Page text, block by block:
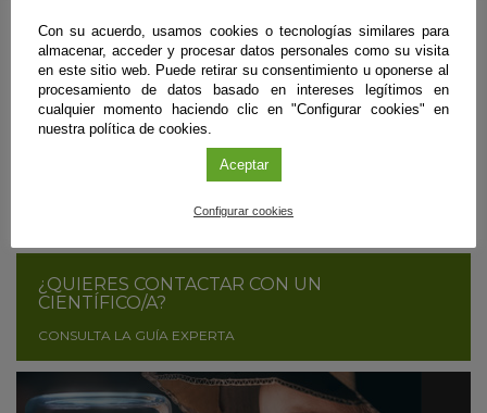
MÁS INFORMACIÓN
SUSCRÍBETE
¿ERES CIENTÍFICO/A Y QUIERES DIFUNDIR
TUS RESULTADOS?
¿QUIERES CONTACTAR CON UN
CIENTÍFICO/A?
CONSULTA LA GUÍA EXPERTA
Con su acuerdo, usamos cookies o tecnologías similares para
almacenar, acceder y procesar datos personales como su visita
en este sitio web. Puede retirar su consentimiento u oponerse al
procesamiento de datos basado en intereses legítimos en
cualquier momento haciendo clic en "Configurar cookies" en
nuestra política de cookies.
Aceptar
Configurar cookies